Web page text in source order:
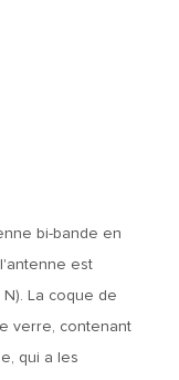
bi-bande en
est
La coque de
verre, contenant
qui a les